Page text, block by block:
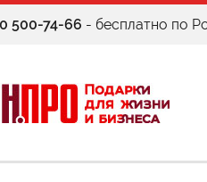
500-74-66 - бесплатно по